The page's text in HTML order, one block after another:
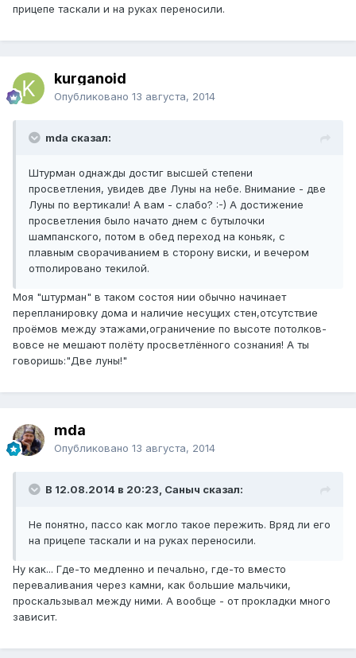
прицепе таскали и на руках переносили.
kurganoid
Опубликовано 13 августа, 2014
mda сказал:
Штурман однажды достиг высшей степени
просветления, увидев две Луны на небе. Внимание - две
Луны по вертикали! А вам - слабо? :-) А достижение
просветления было начато днем с бутылочки
шампанского, потом в обед переход на коньяк, с
плавным сворачиванием в сторону виски, и вечером
отполировано текилой.
Моя "штурман" в таком состоя нии обычно начинает
перепланировку дома и наличие несущих стен,отсутствие
проёмов между этажами,ограничение по высоте потолков-
вовсе не мешают полёту просветлённого сознания! А ты
говоришь:"Две луны!"
mda
Опубликовано 13 августа, 2014
В 12.08.2014 в 20:23, Саныч сказал:
Не понятно, пассо как могло такое пережить. Вряд ли его
на прицепе таскали и на руках переносили.
Ну как... Где-то медленно и печально, где-то вместо
переваливания через камни, как большие мальчики,
проскальзывал между ними. А вообще - от прокладки много
зависит.